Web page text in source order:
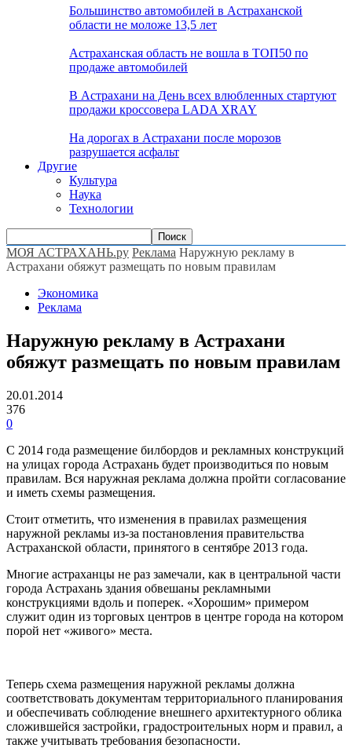
Большинство автомобилей в Астраханской
области не моложе 13,5 лет
Астраханская область не вошла в ТОП50 по
продаже автомобилей
В Астрахани на День всех влюбленных стартуют
продажи кроссовера LADA XRAY
На дорогах в Астрахани после морозов
разрушается асфальт
Другие
Культура
Наука
Технологии
МОЯ АСТРАХАНЬ.ру Реклама Наружную рекламу в
Астрахани обяжут размещать по новым правилам
Экономика
Реклама
Наружную рекламу в Астрахани
обяжут размещать по новым правилам
20.01.2014
376
0
С 2014 года размещение билбордов и рекламных конструкций
на улицах города Астрахань будет производиться по новым
правилам. Вся наружная реклама должна пройти согласование
и иметь схемы размещения.
Стоит отметить, что изменения в правилах размещения
наружной рекламы из-за постановления правительства
Астраханской области, принятого в сентябре 2013 года.
Многие астраханцы не раз замечали, как в центральной части
города Астрахань здания обвешаны рекламными
конструкциями вдоль и поперек. «Хорошим» примером
служит один из торговых центров в центре города на котором
порой нет «живого» места.
Теперь схема размещения наружной рекламы должна
соответствовать документам территориального планирования
и обеспечивать соблюдение внешнего архитектурного облика
сложившейся застройки, градостроительных норм и правил, а
также учитывать требования безопасности.